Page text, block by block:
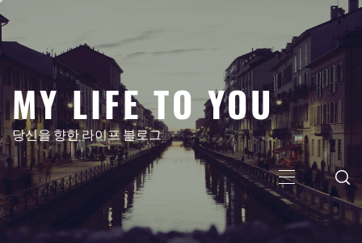
텐
건
뛰
기
MY LIFE TO YOU
당신을 향한 라이프 블로그
주
메
뉴